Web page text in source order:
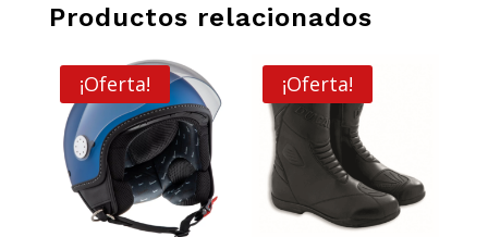
Productos relacionados
¡Oferta! ¡Oferta!